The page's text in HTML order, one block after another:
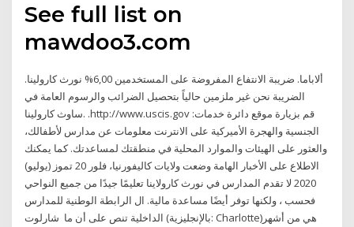
See full list on
mawdoo3.com
ألاباما. ضريبة الانتفاع المفروضة على المستخدمين 6,00% نورث كارولينا.
الضريبة نحن غير ملزمين حالياً بتحصيل الضرائب والرسوم العامة في
ساوث كارولينا. .http://www.uscis.gov :ﻗﻢ ﺑﺰﻳﺎﺭﺓ ﻣﻮﻗﻊ ﺩﺍﺋﺮﺓ ﺧﺪﻣﺎﺕ
ﺍﻟﺠﻨﺴﻴﺔ ﻭﺍﻟﻬﺠﺮﺓ ﺍﻷﻣﻴﺮﻛﻴﺔ ﻋﻠﻰ ﺍﻻﻧﺘﺮﻧﺖ ﻣﻌﻠﻮﻣﺎﺕ ﻋﻦ ﻣﺪﺍﺭﺱ ﻷﻃﻔﺎﻟﻚ،
ﻭﺍﻟﻌﺜﻮﺭ ﻋﻠﻰ ﺍﻟﻬﻴﺌﺎﺕ ﻭﺍﻟﻤﻮﺍﺭﺩ ﺍﻟﻤﺤﻠﻴﺔ ﻓﻲ ﻣﻨﻄﻘﺘﻚ ﻟﻤﺴﺎﻋﺪﺗﻚ. ﻛﻤﺎ ﻳﻤﻜﻨﻚ
ﺍﻻﻃﻼﻉ ﻋﻠﻰ ﺍﻷﺧﺒﺎﺭ ﺍﻟﻬﺎﻣﺔ ﻭﺿﻌﺖ ﻭﻻﻳﺎﺕ ﻛﺎﻟﻴﻔﻮﺭﻧﻴﺎ، ﻓﻠﻮﺭ 20 تموز (يوليو)
2020 لا تقدم المدارس في نورث كارولاينا تعليمًا جيدًا من جميع النواحي
فحسب ، ولكنها توفر أيضًا مساعدة مالية. ال الرابطة الوطنية للمدارس
الداخلية تنص على أن ما شارلوت (بالإنجليزية: Charlotte)‏ هي من أشهر